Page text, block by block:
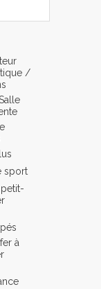
/
sport
à